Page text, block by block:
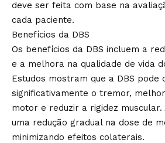
deve ser feita com base na
cada paciente.
Benefícios da DBS
Os benefícios da DBS incluem a
e a melhora na qualidade de vida
Estudos mostram que a DBS pode
significativamente o tremor,
motor e reduzir a rigidez
uma redução gradual na dose de
minimizando efeitos colaterais.